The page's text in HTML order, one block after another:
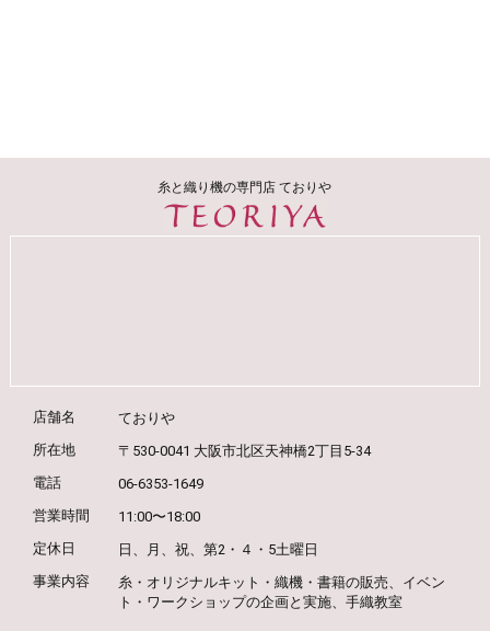
糸と織り機の専門店 ておりや
店舗名
ておりや
所在地
〒530-0041 大阪市北区天神橋2丁目5-34
電話
06-6353-1649
営業時間
11:00〜18:00
定休日
日、月、祝、第2・４・5土曜日
事業内容
糸・オリジナルキット・織機・書籍の販売、 イベン
ト・ワークショップの企画と実施、手織教室